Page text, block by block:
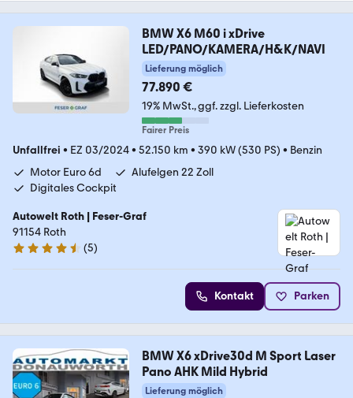
BMW X6 M60 i xDrive
LED/PANO/KAMERA/H&K/NAVI
Lieferung möglich
77.890 €
19% MwSt. ggf. zzgl. Lieferkosten
Fairer Preis
Unfallfrei • EZ 03/2024• 52.150 km • 390 kW (530 PS) • Benzin
Motor Euro 6d
Alufelgen 22 Zoll
Digitales Cockpit
Autowelt Roth | Feser-Graf
91154 Roth
4.4 Sterne
(5)
Kontakt Parken
BMW X6 xDrive30d M Sport Laser
Pano AHK Mild Hybrid
Lieferung möglich